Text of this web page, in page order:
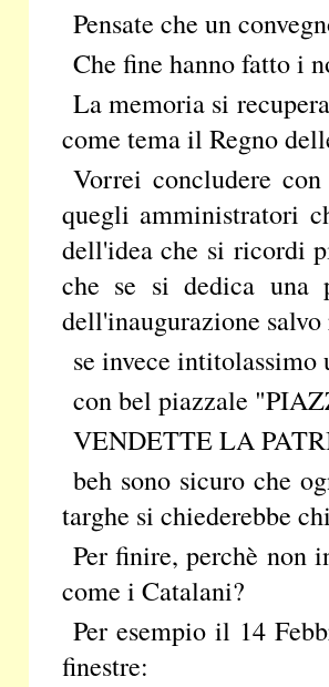
Pensate che un
Che fine hanno fatto i
La memoria si
come tema il Regno
Vorrei concludere
quegli amministratori
dell'idea che si ricordi
che se si dedica una
dell'inaugurazione
se invece
con bel piazzale
VENDETTE LA
beh sono sicuro che
targhe si chiederebbe
Per finire, perchè non
come i Catalani?
Per esempio il 14
finestre: